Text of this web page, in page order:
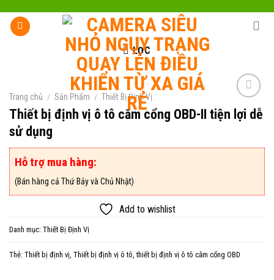
content
LỌC
Trang chủ / Sản Phẩm / Thiết Bị Định Vị
Thiết bị định vị ô tô cắm cổng OBD-II tiện lợi dễ
sử dụng
Hỗ trợ mua hàng:
(Bán hàng cả Thứ Bảy và Chủ Nhật)
Add to wishlist
Danh mục: Thiết Bị Định Vị
Thẻ: Thiết bị định vị Thiết bị định vị ô tô ,thiết bị định vị ô tô cắm cổng OBD